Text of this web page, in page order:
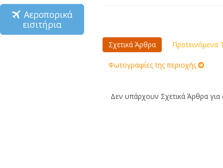
Αεροπορικά
εισιτήρια
Σχετικά Άρθρα Προτεινόμενα
Φωτογραφίες της περιοχής
Δεν υπάρχουν Σχετικά Άρθρα για